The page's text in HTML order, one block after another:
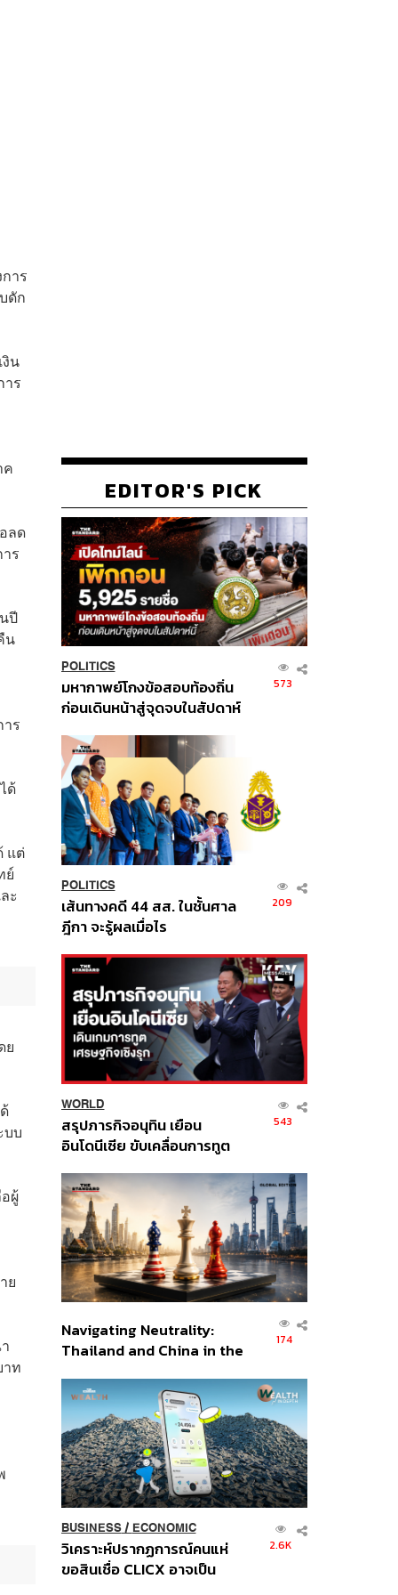
าร
ดัก
น
ร
ค
ลด
ร
ปี
น
ร
ด้
แต่
ย์
ะ
ย
บบ
ผู้
ย
าท
EDITOR'S PICK
POLITICS
มหากาพย์โกงข้อสอบท้องถิ่น
ก่อนเดินหน้าสู่จุดจบในสัปดาห์
573
POLITICS
เส้นทางคดี 44 สส. ในชั้นศาล
ฎีกา จะรู้ผลเมื่อไร
209
WORLD
สรุปภารกิจอนุทิน เยือน
อินโดนีเซีย ขับเคลื่อนการทูต
ส่วนยุทธศาสตร์ไทย –
อินโดนีเซีย
543
Navigating Neutrality:
Thailand and China in the
Order
174
BUSINESS/ ECONOMIC
วิเคราะห์ปรากฏการณ์คนแห่
ขอสินเชื่อ CLICX อาจเป็น
2.6K